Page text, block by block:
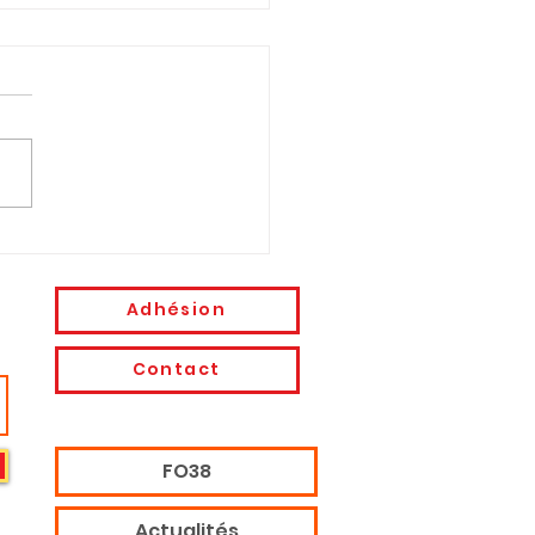
de canicule :
est
tenu d’agir !
Adhésion
Contact
FO38